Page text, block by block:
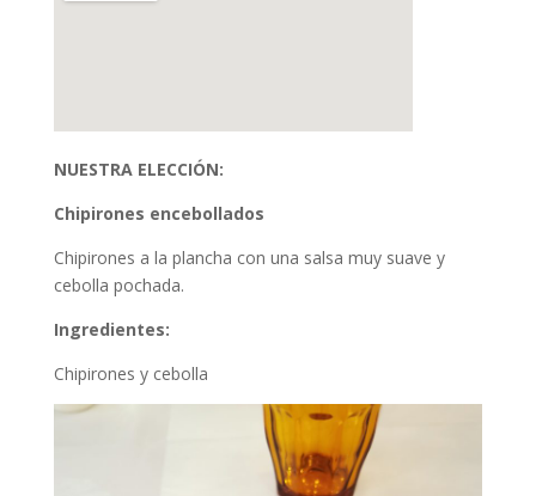
NUESTRA ELECCIÓN:
Chipirones encebollados
Chipirones a la plancha con una salsa muy suave y
cebolla pochada.
Ingredientes:
Chipirones y cebolla